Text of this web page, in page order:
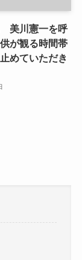
美川憲一を呼
が観る時間帯
めていただき